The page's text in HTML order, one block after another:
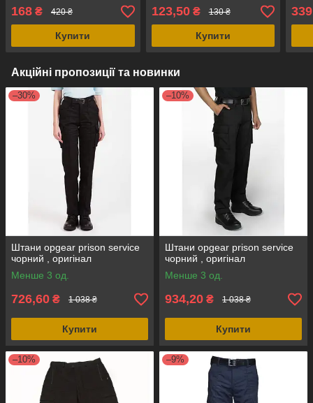
168 ₴ 420 ₴
Купити
123,50₴ 130 ₴
Купити
Акційні пропозиції та новинки
–30%
Штани opgear prison service
чорний , оригінал
Менше 3 од.
726,60 ₴ 1 038 ₴
Купити
–10%
Штани opgear prison service
чорний , оригінал
Менше 3 од.
934,20 ₴ 1 038 ₴
Купити
–10% –9%